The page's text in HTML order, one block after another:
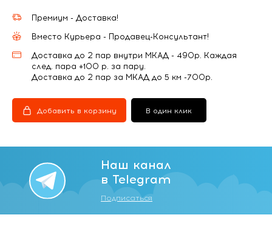
Премиум - Доставка!
Вместо Курьера - Продавец-Консультант!
Доставка до 2 пар внутри МКАД - 490р. Каждая
след. пара +100 р. за пару.
Доставка до 2 пар за МКАД до 5 км -700р.
Добавить в корзину В один клик
Наш канал
в Telegram
Подписаться